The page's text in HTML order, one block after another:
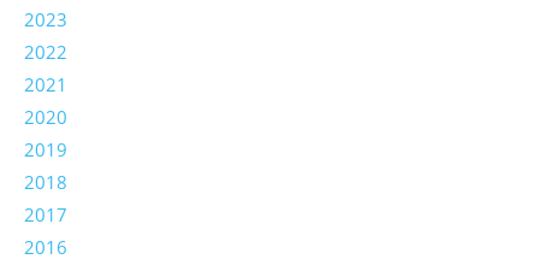
2023
2022
2021
2020
2019
2018
2017
2016